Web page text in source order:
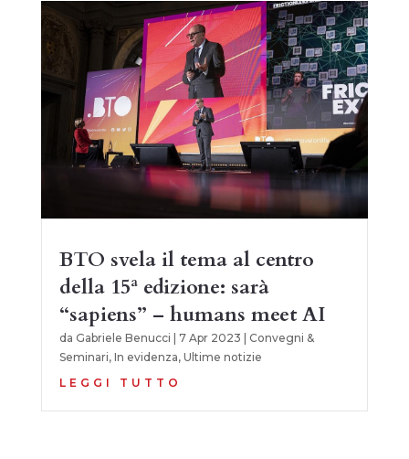
BTO svela il tema al centro
della 15ª edizione: sarà
“sapiens” – humans meet AI
da Gabriele Benucci 7 Apr 2023
Convegni &
Seminari, In evidenza, Ultime notizie
LEGGI TUTTO